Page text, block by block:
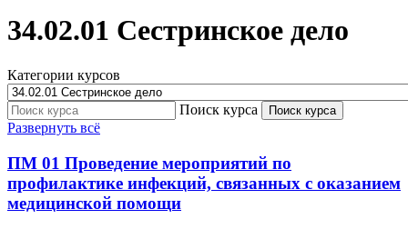
34.02.01 Сестринское дело
Категории курсов
Поиск курса Поиск курса
Развернуть всё
ПМ 01 Проведение мероприятий по
профилактике инфекций, связанных с оказанием
медицинской помощи